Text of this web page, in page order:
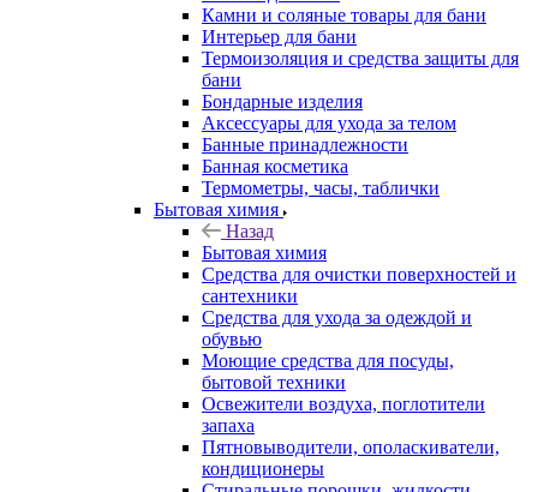
Камни и соляные товары для бани
Интерьер для бани
Термоизоляция и средства защиты для
бани
Бондарные изделия
Аксеcсуары для ухода за телом
Банные принадлежности
Банная косметика
Термометры, часы, таблички
Бытовая химия
Назад
Бытовая химия
Средства для очистки поверхностей и
сантехники
Средства для ухода за одеждой и
обувью
Моющие средства для посуды,
бытовой техники
Освежители воздуха, поглотители
запаха
Пятновыводители, ополаскиватели,
кондиционеры